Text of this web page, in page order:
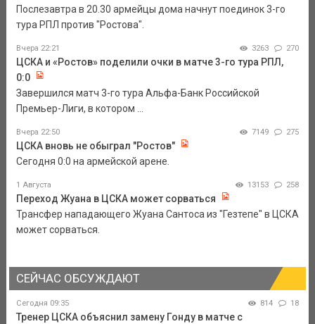
Послезавтра в 20.30 армейцы дома начнут поединок 3-го
тура РПЛ против "Ростова".
Вчера 22:21 3263 270
ЦСКА и «Ростов» поделили очки в матче 3-го тура РПЛ,
0:0
Завершился матч 3-го тура Альфа-Банк Российской
Премьер-Лиги, в котором ...
Вчера 22:50 7149 275
ЦСКА вновь не обыграл "Ростов"
Сегодня 0:0 на армейской арене.
1 Августа 13153 258
Переход Жуана в ЦСКА может сорваться
Трансфер нападающего Жуана Сантоса из "Гезтепе" в ЦСКА
может сорваться.
СЕЙЧАС ОБСУЖДАЮТ
Сегодня 09:35 814 18
Тренер ЦСКА объяснил замену Гонду в матче с